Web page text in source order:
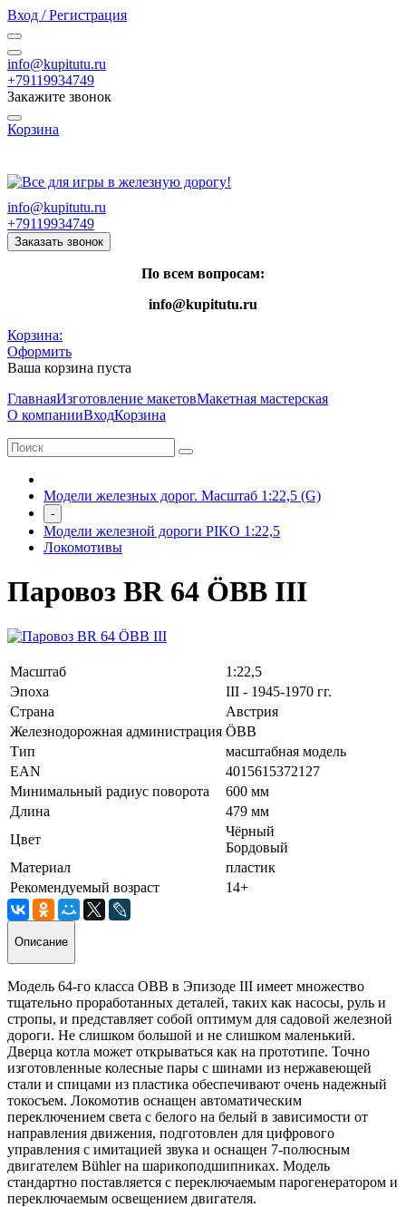
Вход / Регистрация
info@kupitutu.ru
+79119934749
Закажите звонок
Корзина
info@kupitutu.ru
+79119934749
Заказать звонок
По всем вопросам:
info@kupitutu.ru
Корзина:
Оформить
Ваша корзина пуста
ГлавнаяИзготовление макетовМакетная мастерская
О компанииВходКорзина
Модели железных дорог. Масштаб 1:22,5 (G)
-
Модели железной дороги PIKO 1:22,5
Локомотивы
Паровоз BR 64 ÖBB III
Масштаб
1:22,5
Эпоха
III - 1945-1970 гг.
Страна
Австрия
Железнодорожная администрация ÖBB
Тип
масштабная модель
EAN
4015615372127
Минимальный радиус поворота
600 мм
Длина
479 мм
Цвет
Чёрный
Бордовый
Материал
пластик
Рекомендуемый возраст
14+
Описание
Модель 64-го класса OBB в Эпизоде III имеет множество
тщательно проработанных деталей, таких как насосы, руль и
стропы, и представляет собой оптимум для садовой железной
дороги. Не слишком большой и не слишком маленький.
Дверца котла может открываться как на прототипе. Точно
изготовленные колесные пары с шинами из нержавеющей
стали и спицами из пластика обеспечивают очень надежный
токосъем. Локомотив оснащен автоматическим
переключением света с белого на белый в зависимости от
направления движения, подготовлен для цифрового
управления с имитацией звука и оснащен 7-полюсным
двигателем Bühler на шарикоподшипниках. Модель
стандартно поставляется с переключаемым парогенератором и
переключаемым освещением двигателя.